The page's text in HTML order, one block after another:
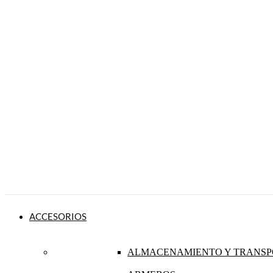
ACCESORIOS
ALMACENAMIENTO Y